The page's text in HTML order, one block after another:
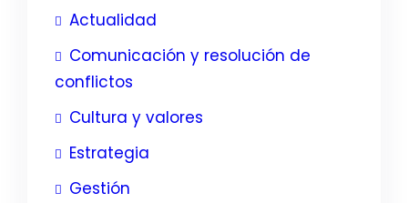
Actualidad
Comunicación y resolución de
conflictos
Cultura y valores
Estrategia
Gestión